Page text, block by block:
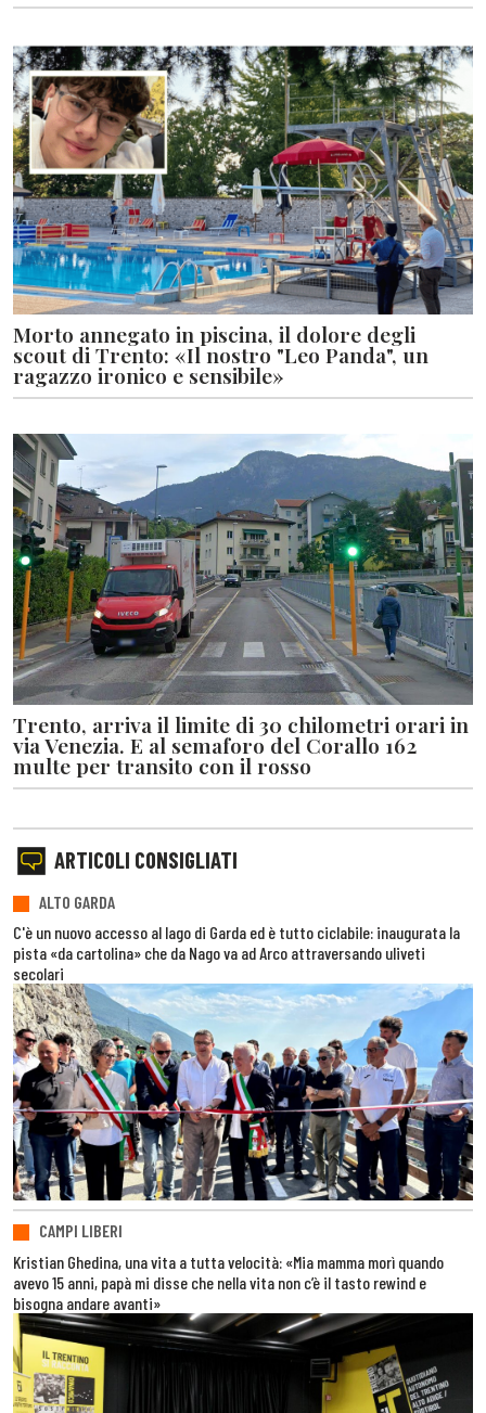
Morto annegato in piscina, il dolore degli
scout di Trento: «Il nostro "Leo Panda", un
ragazzo ironico e sensibile»
Trento, arriva il limite di 30 chilometri orari in
via Venezia. E al semaforo del Corallo 162
multe per transito con il rosso
ARTICOLI CONSIGLIATI
ALTO GARDA
C'è un nuovo accesso al lago di Garda ed è tutto ciclabile: inaugurata la
pista «da cartolina» che da Nago va ad Arco attraversando uliveti
secolari
CAMPI LIBERI
Kristian Ghedina, una vita a tutta velocità: «Mia mamma morì quando
avevo 15 anni, papà mi disse che nella vita non c’è il tasto rewind e
bisogna andare avanti»